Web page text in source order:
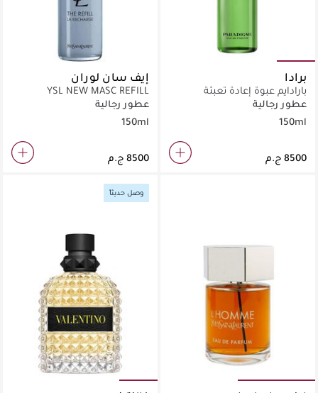
برادا
بارادايم عبوة إعادة تعبئة
عطور رجالية
150ml
إيف سان لوران
YSL NEW MASC REFILL
V150ML
عطور رجالية
150ml
وصل حديثاً